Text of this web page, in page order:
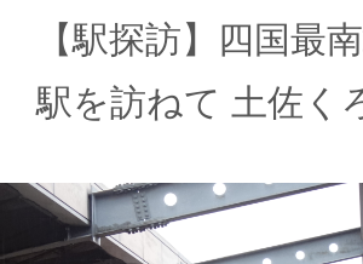
【駅探訪】四国最
駅を訪ねて 土佐く